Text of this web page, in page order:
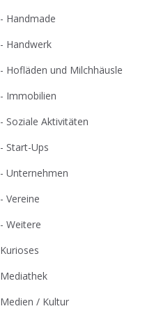
Handmade
Handwerk
Hofläden und Milchhäusle
Immobilien
Soziale Aktivitäten
Start-Ups
Unternehmen
Vereine
Weitere
Kurioses
Mediathek
Medien / Kultur